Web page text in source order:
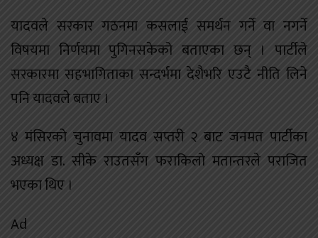
यादवले सरकार गठनमा कसलाई समर्थन गर्ने वा नगर्ने
विषयमा निर्णयमा पुगिनसकेको बताएका छन् । पार्टीले
सरकारमा सहभागिताका सन्दर्भमा देशैभरि एउटै नीति लिने
पनि यादवले बताए ।
४ मंसिरको चुनावमा यादव सप्तरी २ बाट जनमत पार्टीका
अध्यक्ष डा. सीके राउतसँग फराकिलो मतान्तरले पराजित
भएका थिए ।
Ad